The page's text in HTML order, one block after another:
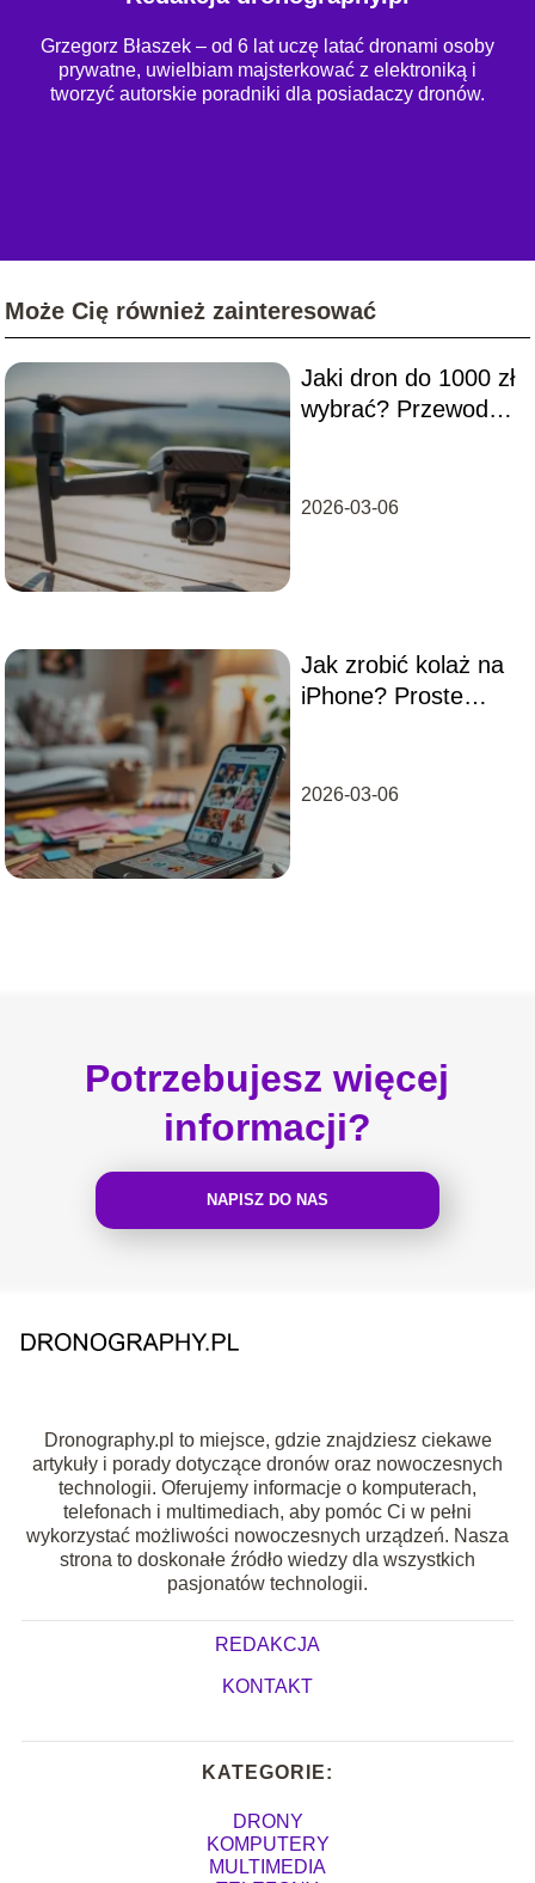
Grzegorz Błaszek – od 6 lat uczę latać dronami osoby
prywatne, uwielbiam majsterkować z elektroniką i
tworzyć autorskie poradniki dla posiadaczy dronów.
Może Cię również zainteresować
Jaki dron do 1000 zł
wybrać? Przewodnik
2026-03-06
Jak zrobić kolaż na
iPhone? Proste
2026-03-06
Potrzebujesz więcej
informacji?
NAPISZ DO NAS
Dronography.pl to miejsce, gdzie znajdziesz ciekawe
artykuły i porady dotyczące dronów oraz nowoczesnych
technologii. Oferujemy informacje o komputerach,
telefonach i multimediach, aby pomóc Ci w pełni
wykorzystać możliwości nowoczesnych urządzeń. Nasza
strona to doskonałe źródło wiedzy dla wszystkich
pasjonatów technologii.
REDAKCJA
KONTAKT
KATEGORIE:
DRONY
KOMPUTERY
MULTIMEDIA